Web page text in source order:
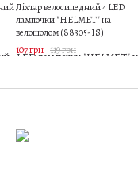
Ліхтар велосипедний 4 LED
лампочки "HELMET" на
велошолом (88305-IS)
107 грн 119 грн